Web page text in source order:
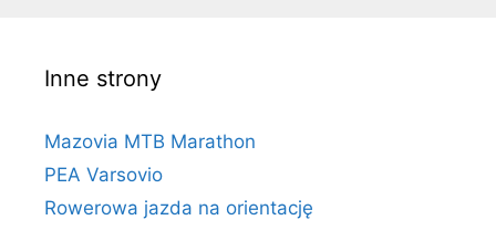
Inne strony
Mazovia MTB Marathon
PEA Varsovio
Rowerowa jazda na orientację